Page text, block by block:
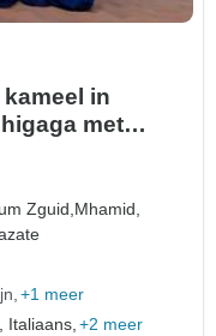
in
met
Zguid, Mhamid,
+1 meer
Italiaans, +2 meer